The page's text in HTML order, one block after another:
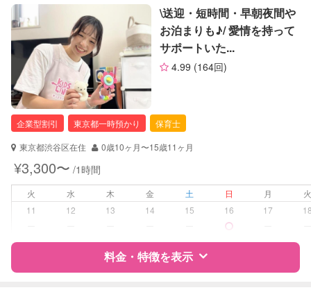
定期予約 お引き受けしていません
お子様の撮影
（定期特典）
対応不可
特徴 料金 レビュー
サポートの特徴
資格
自治体届出済ベビーシッター
保育士
幼稚園教諭
ドゥーラ教育協議会認定産後ドゥー
対応可能/特徴
送迎サポート
早朝対応
\送迎・短時間・早朝夜間や
お泊まりも♪/ 愛情を持って
サポートいた...
4.99 (164回)
企業型割引 東京都一時預かり
保育士
東京都渋谷区在住
0歳10ヶ月〜15歳11ヶ月
¥3,300〜 /1時間
火 水 木 金 土 日 月
11
12 13 14 15 16 17
料金・特徴を表示